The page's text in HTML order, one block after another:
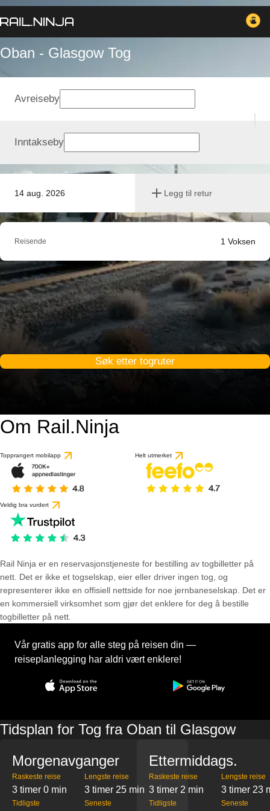
Oban - Glasgow Tog
14 aug. 2026 Legg til retur
Avreiseby
Inntakseby
Reisende 1 Voksen
Søk etter togruter
Om Rail.Ninja
Topprangert mobilapp Helt utmerket
Veldig bra vurdert
Rail Ninja er en reservasjons­tjeneste for bestilling av togbilletter på
nett. Det er ikke et togselskap, eier eller driver ingen tog, og
representerer ikke en offisiell nettside for noe jernbaneselskap. Det er
en kommersiell virksomhet som gjør det enklere for deg å bestille
togbilletter på nett.
Vår gratis app for alle steg på reisen din —
reiseplanlegging har aldri vært enklere!
Tidsplan for Tog fra Oban til Glasgow
Morgenavganger
Raskeste reise
3 timer 0 min
Lengste reise
3 timer 25 min
Tidligste Seneste
Ettermiddags.
Raskeste reise
3 timer 2 min
Lengste reise
3 timer 23
Tidligste Seneste